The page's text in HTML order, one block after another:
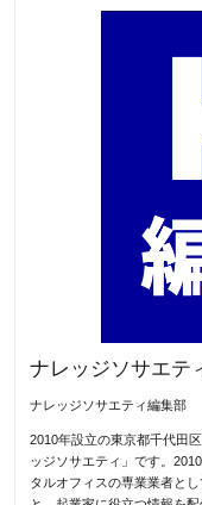
ナレッジソサエテ
ナレッジソサエティ編集部
2010年設立の東京都千代田
ッジソサエティ」です。
タルオフィスの専業業者と